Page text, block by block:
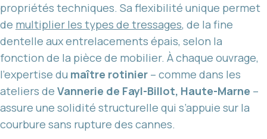
propriétés techniques. Sa flexibilité unique permet
de multiplier les types de tressages, de la fine
dentelle aux entrelacements épais, selon la
fonction de la pièce de mobilier. À chaque ouvrage,
l’expertise du maître rotinier – comme dans les
ateliers de Vannerie de Fayl-Billot, Haute-Marne –
assure une solidité structurelle qui s’appuie sur la
courbure sans rupture des cannes.